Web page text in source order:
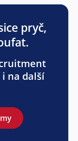
pryč,
na další